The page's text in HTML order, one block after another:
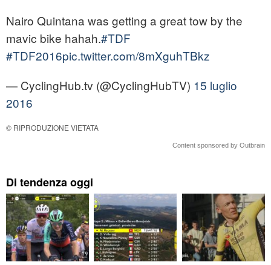
Nairo Quintana was getting a great tow by the
mavic bike hahah.#TDF
#TDF2016pic.twitter.com/8mXguhTBkz
— CyclingHub.tv (@CyclingHubTV) 15 luglio
2016
© RIPRODUZIONE VIETATA
Content sponsored by Outbrain
Di tendenza oggi